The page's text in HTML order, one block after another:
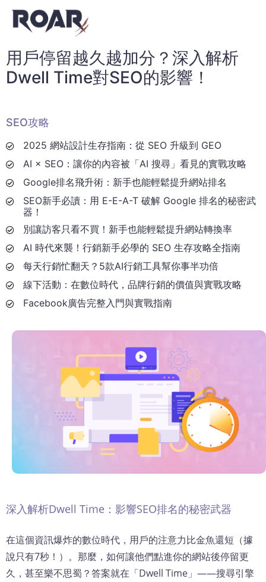
用戶停留越久越加分？深入解析
Dwell Time對SEO的影響！
SEO攻略
2025 網站設計生存指南：從 SEO 升級到 GEO
AI × SEO：讓你的內容被「AI 搜尋」看見的實戰攻略
Google排名飛升術：新手也能輕鬆提升網站排名
SEO新手必讀：用 E-E-A-T 破解 Google 排名的秘密武
器！
別讓訪客只看不買！新手也能輕鬆提升網站轉換率
AI 時代來襲！行銷新手必學的 SEO 生存攻略全指南
每天行銷忙翻天？5款AI行銷工具幫你事半功倍
線下活動：在數位時代，品牌行銷的價值與實戰攻略
Facebook廣告完整入門與實戰指南
深入解析Dwell Time：影響SEO排名的秘密武器
在這個資訊爆炸的數位時代，用戶的注意力比金魚還短（據
說只有7秒！）。那麼，如何讓他們點進你的網站後停留更
久，甚至樂不思蜀？答案就在「Dwell Time」——搜尋引擎